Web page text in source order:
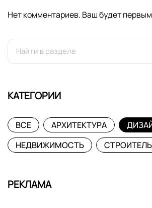
Нет комментариев. Ваш будет
КАТЕГОРИИ
ВСЕ АРХИТЕКТУРА
НЕДВИЖИМОСТЬ
РЕКЛАМА